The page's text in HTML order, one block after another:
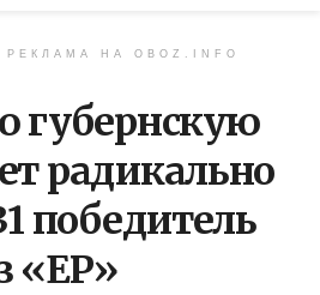
НА OBOZ.INFO
губернскую
радикально
победитель
«ЕР»